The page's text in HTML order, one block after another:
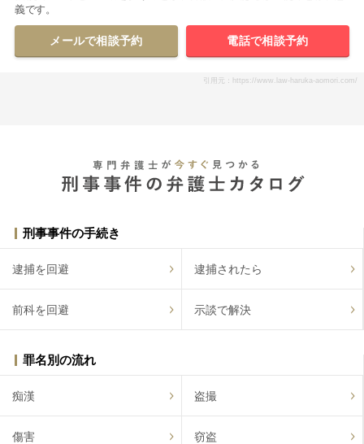
義です。
メールで相談予約 電話で相談予約
引用元：https://www.law-haruka-aomori.com/
刑事事件の手続き
逮捕を回避 逮捕されたら
前科を回避 示談で解決
罪名別の流れ
痴漢 盗撮
傷害 窃盗